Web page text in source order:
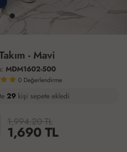
- Mavi
MDM1602-500
0 Değerlendirme
31kişi sepete ekledi
8
1,994.20 TL
1,690TL